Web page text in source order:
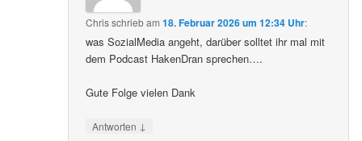
Chrisschriebam18. Februar 2026 um 12:34 Uhr:
was SozialMedia angeht, darüber solltet ihr mal mit
dem Podcast HakenDran sprechen….
Gute Folge vielen Dank
Antworten ↓